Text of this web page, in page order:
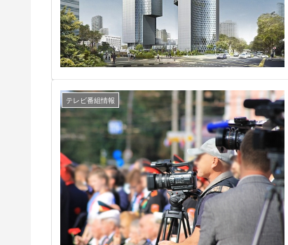
テレビ番組情報